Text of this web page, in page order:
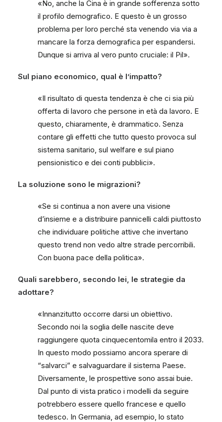
«No, anche la Cina è in grande sofferenza sotto
il profilo demografico. E questo è un grosso
problema per loro perché sta venendo via via a
mancare la forza demografica per espandersi.
Dunque si arriva al vero punto cruciale: il Pil».
Sul piano economico, qual è l’impatto?
«Il risultato di questa tendenza è che ci sia più
offerta di lavoro che persone in età da lavoro. E
questo, chiaramente, è drammatico. Senza
contare gli effetti che tutto questo provoca sul
sistema sanitario, sul welfare e sul piano
pensionistico e dei conti pubblici».
La soluzione sono le migrazioni?
«Se si continua a non avere una visione
d’insieme e a distribuire pannicelli caldi piuttosto
che individuare politiche attive che invertano
questo trend non vedo altre strade percorribili.
Con buona pace della politica».
Quali sarebbero, secondo lei, le strategie da
adottare?
«Innanzitutto occorre darsi un obiettivo.
Secondo noi la soglia delle nascite deve
raggiungere quota cinquecentomila entro il 2033.
In questo modo possiamo ancora sperare di
“salvarci” e salvaguardare il sistema Paese.
Diversamente, le prospettive sono assai buie.
Dal punto di vista pratico i modelli da seguire
potrebbero essere quello francese e quello
tedesco. In Germania, ad esempio, lo stato